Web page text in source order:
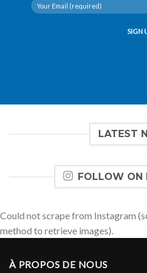
LATEST
FOLLOW ON
Could not scrape from Instagram
method to retrieve images).
À PROPOS DE NOUS